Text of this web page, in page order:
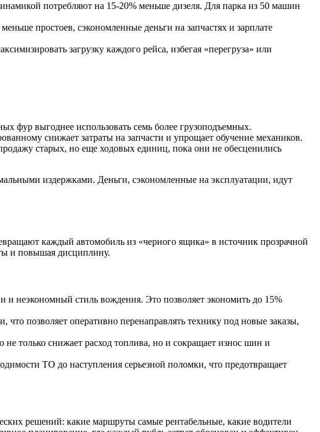
потребляют на 15-20% меньше дизеля. Для парка из 50 машин
простоев, сэкономленные деньги на запчастях и зарплате
загрузку каждого рейса, избегая «перегруза» или
фур выгоднее использовать семь более грузоподъемных.
снижает затраты на запчасти и упрощает обучение механиков.
старых, но еще ходовых единиц, пока они не обесценились
издержками. Деньги, сэкономленные на эксплуатации, идут
каждый автомобиль из «черного ящика» в источник прозрачной
и повышая дисциплину.
неэкономный стиль вождения. Это позволяет экономить до 15%
позволяет оперативно перенаправлять технику под новые заказы,
только снижает расход топлива, но и сокращает износ шин и
ТО до наступления серьезной поломки, что предотвращает
решений: какие маршруты самые рентабельные, какие водители